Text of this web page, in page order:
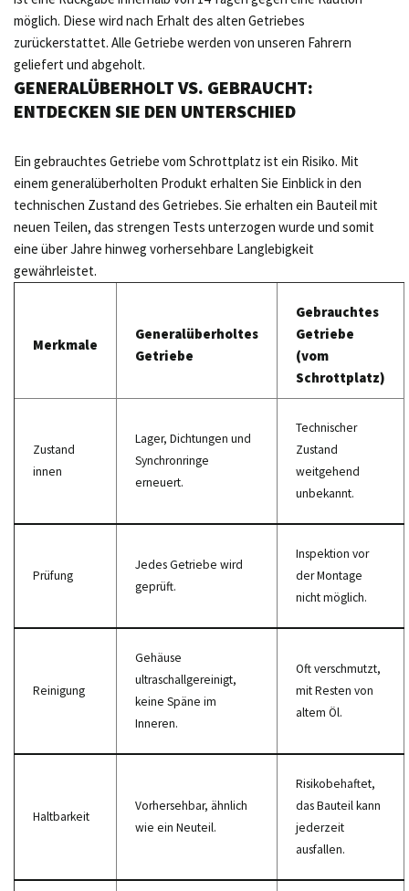
möglich. Diese wird nach Erhalt des alten Getriebes
zurückerstattet. Alle Getriebe werden von unseren Fahrern
geliefert und abgeholt.
GENERALÜBERHOLT VS. GEBRAUCHT:
ENTDECKEN SIE DEN UNTERSCHIED
Ein gebrauchtes Getriebe vom Schrottplatz ist ein Risiko. Mit
einem generalüberholten Produkt erhalten Sie Einblick in den
technischen Zustand des Getriebes. Sie erhalten ein Bauteil mit
neuen Teilen, das strengen Tests unterzogen wurde und somit
eine über Jahre hinweg vorhersehbare Langlebigkeit
gewährleistet.
Merkmale
Generalüberholtes
Getriebe
Gebrauchtes
Getriebe
(vom
Schrottplatz)
Zustand
innen
Lager, Dichtungen und
Synchronringe
erneuert.
Technischer
Zustand
weitgehend
unbekannt.
Prüfung
Jedes Getriebe wird
geprüft.
Inspektion vor
der Montage
nicht möglich.
Reinigung
Gehäuse
ultraschallgereinigt,
keine Späne im
Inneren.
Oft verschmutzt,
mit Resten von
altem Öl.
Haltbarkeit
Vorhersehbar, ähnlich
wie ein Neuteil.
Risikobehaftet,
das Bauteil kann
jederzeit
ausfallen.